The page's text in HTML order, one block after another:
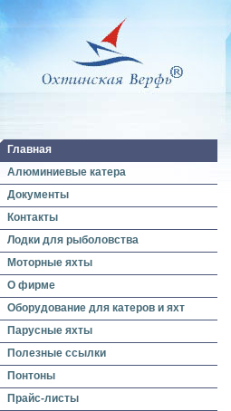
Главная
Алюминиевые катера
Документы
Контакты
Лодки для рыболовства
Моторные яхты
О фирме
Оборудование для катеров и яхт
Парусные яхты
Полезные ссылки
Понтоны
Прайс-листы